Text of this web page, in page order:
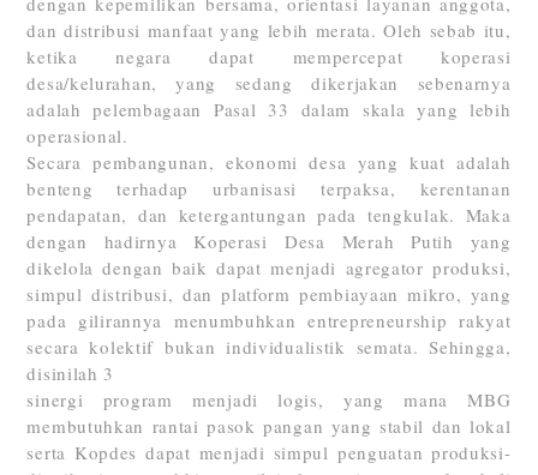
dan distribusi manfaat yang lebih merata. Oleh sebab itu,
ketika negara dapat mempercepat koperasi
desa/kelurahan, yang sedang dikerjakan sebenarnya
adalah pelembagaan Pasal 33 dalam skala yang lebih
operasional.
Secara pembangunan, ekonomi desa yang kuat adalah
benteng terhadap urbanisasi terpaksa, kerentanan
pendapatan, dan ketergantungan pada tengkulak. Maka
dengan hadirnya Koperasi Desa Merah Putih yang
dikelola dengan baik dapat menjadi agregator produksi,
simpul distribusi, dan platform pembiayaan mikro, yang
pada gilirannya menumbuhkan entrepreneurship rakyat
secara kolektif bukan individualistik semata. Sehingga,
disinilah 3
sinergi program menjadi logis, yang mana MBG
membutuhkan rantai pasok pangan yang stabil dan lokal
serta Kopdes dapat menjadi simpul penguatan produksi-